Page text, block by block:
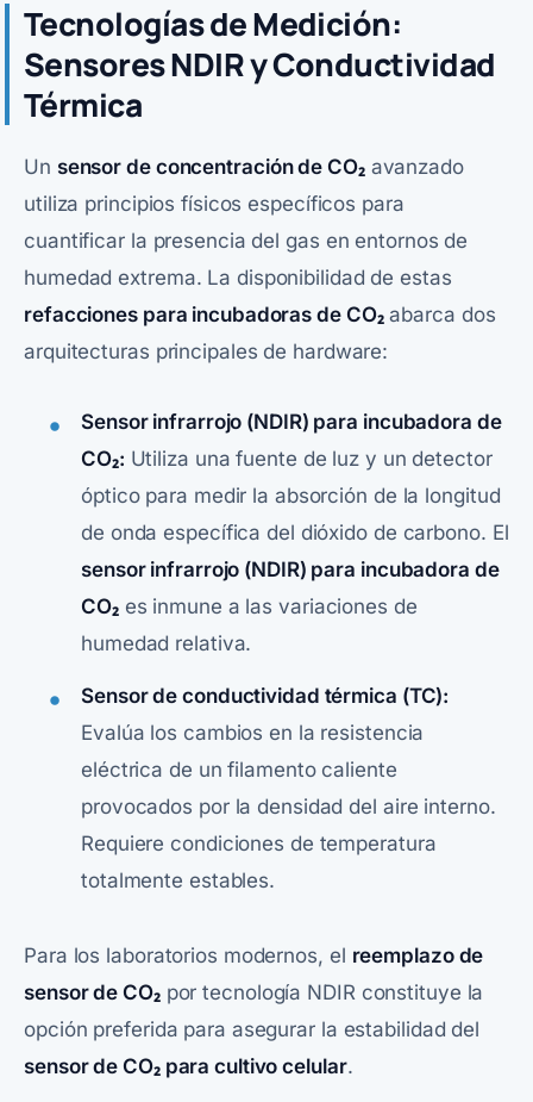
Tecnologías de Medición:
Sensores NDIR y Conductividad
Térmica
Un sensor de concentración de CO₂avanzado
utiliza principios físicos específicos para
cuantificar la presencia del gas en entornos de
humedad extrema. La disponibilidad de estas
refacciones para incubadoras de CO₂abarca dos
arquitecturas principales de hardware:
Sensor infrarrojo (NDIR) para incubadora de
CO₂: Utiliza una fuente de luz y un detector
óptico para medir la absorción de la longitud
de onda específica del dióxido de carbono. El
sensor infrarrojo (NDIR) para incubadora de
CO₂es inmune a las variaciones de
humedad relativa.
Sensor de conductividad térmica (TC):
Evalúa los cambios en la resistencia
eléctrica de un filamento caliente
provocados por la densidad del aire interno.
Requiere condiciones de temperatura
totalmente estables.
Para los laboratorios modernos, el reemplazo de
sensor de CO₂por tecnología NDIR constituye la
opción preferida para asegurar la estabilidad del
sensor de CO₂ para cultivo celular.